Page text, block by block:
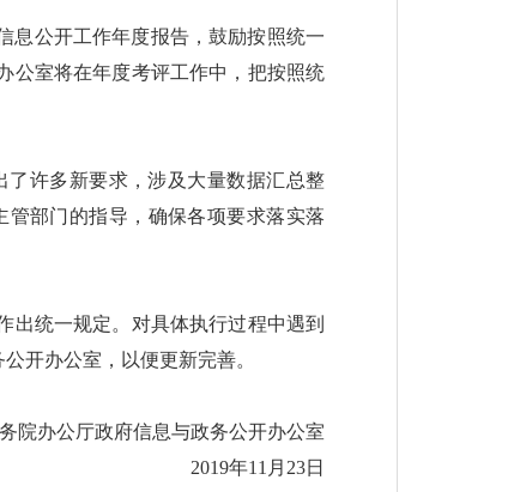
息公开工作年度报告，鼓励按照统一
公室将在年度考评工作中，把按照统
了许多新要求，涉及大量数据汇总整
部门的指导，确保各项要求落实落
出统一规定。对具体执行过程中遇到
开办公室，以便更新完善。
院办公厅政府信息与政务公开办公室
2019年11月23日